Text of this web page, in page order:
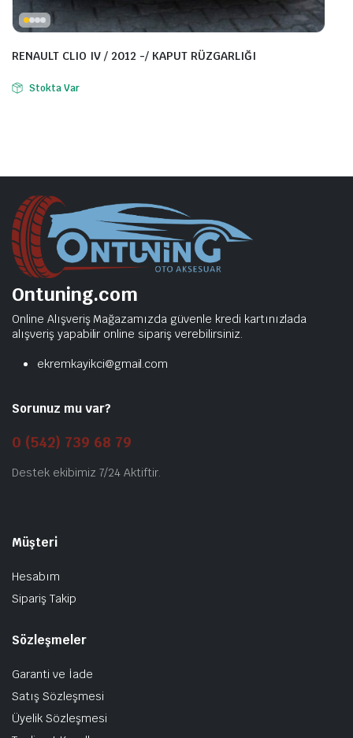
RENAULT CLIO IV / 2012 -/ KAPUT RÜZGARLIĞI
Stokta Var
Ontuning.com
Online Alışveriş Mağazamızda güvenle kredi kartınızlada
alışveriş yapabilir online sipariş verebilirsiniz.
ekremkayikci@gmail.com
Sorunuz mu var?
0 (542) 739 68 79
Destek ekibimiz 7/24 Aktiftir.
Müşteri
Hesabım
Sipariş Takip
Sözleşmeler
Garanti ve İade
Satış Sözleşmesi
Üyelik Sözleşmesi